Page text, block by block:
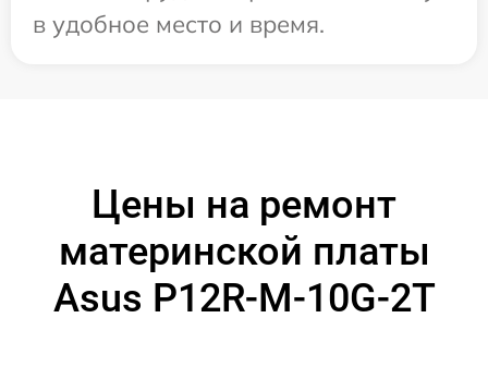
в удобное место и время.
Цены на ремонт
материнской платы
Asus P12R-M-10G-2T